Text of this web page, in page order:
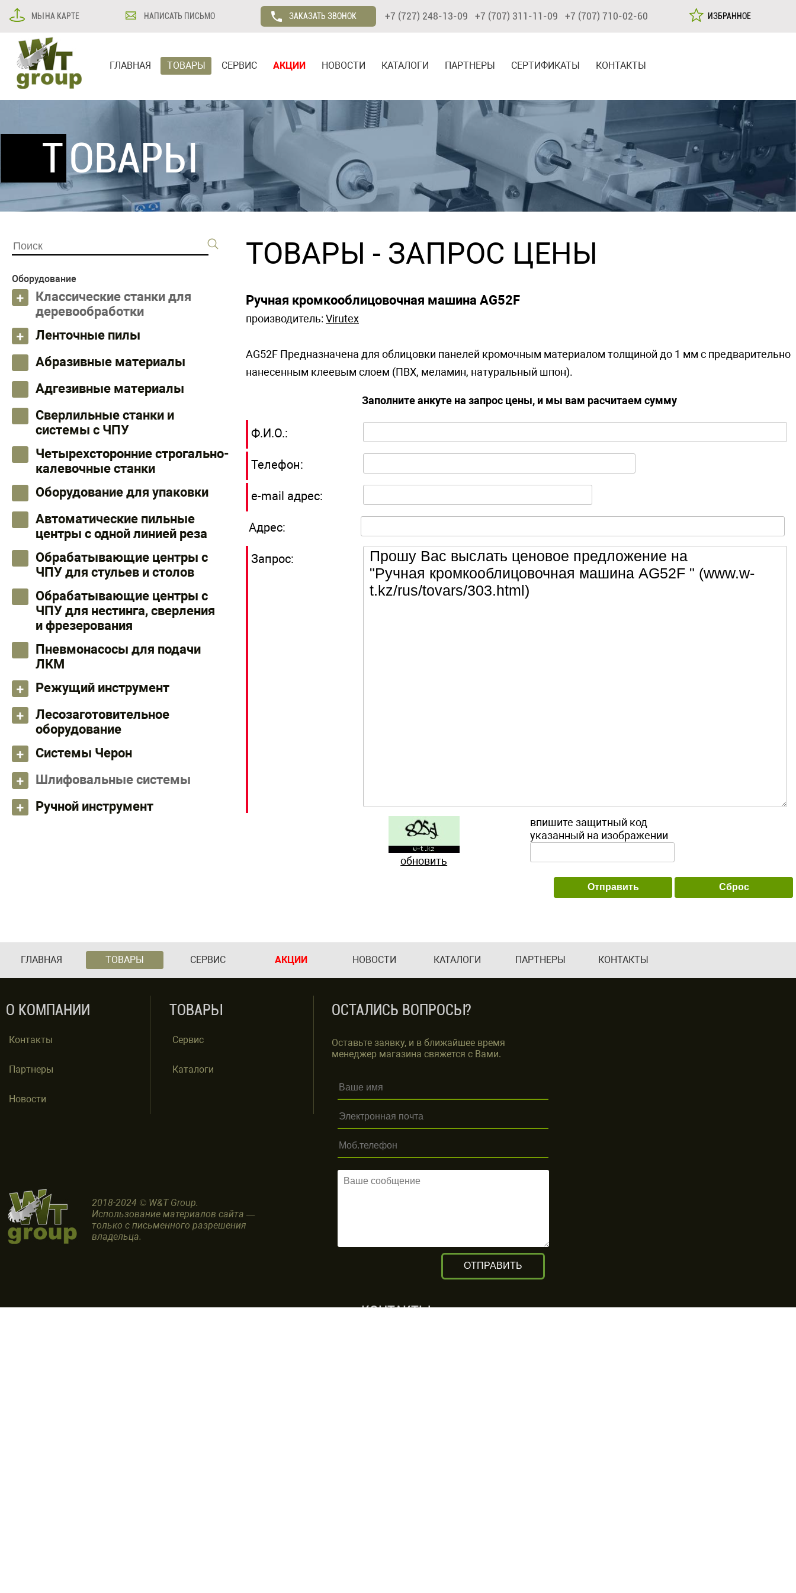
МЫ НА КАРТЕ НАПИСАТЬ ПИСЬМО ЗАКАЗАТЬ ЗВОНОК +7 (727) 248-13-09 +7 (707) 311-11-09 +7 (707) 710-02-60 ИЗБРАННОЕ
ГЛАВНАЯ ТОВАРЫ СЕРВИС АКЦИИ НОВОСТИ КАТАЛОГИ ПАРТНЕРЫ СЕРТИФИКАТЫ КОНТАКТЫ
ТОВАРЫ
Оборудование
Классические станки для
деревообработки
Ленточные пилы
Абразивные материалы
Адгезивные материалы
Сверлильные станки и
системы с ЧПУ
Четырехсторонние строгально-
калевочные станки
Оборудование для упаковки
Автоматические пильные
центры с одной линией реза
Обрабатывающие центры с
ЧПУ для стульев и столов
Обрабатывающие центры с
ЧПУ для нестинга, сверления
и фрезерования
Пневмонасосы для подачи
ЛКМ
Режущий инструмент
Лесозаготовительное
оборудование
Системы Черон
Шлифовальные системы
Ручной инструмент
ТОВАРЫ - ЗАПРОС ЦЕНЫ
Ручная кромкооблицовочная машина AG52F
производитель: Virutex
AG52F Предназначена для облицовки панелей кромочным материалом толщиной до 1 мм с предварительно
нанесенным клеевым слоем (ПВХ, меламин, натуральный шпон).
Заполните анкуте на запрос цены, и мы вам расчитаем сумму
Ф.И.О.:
Телефон:
e-mail адрес:
Адрес:
Запрос:
обновить
впишите защитный код
указанный на изображении
ГЛАВНАЯ ТОВАРЫ СЕРВИС АКЦИИ НОВОСТИ КАТАЛОГИ ПАРТНЕРЫ КОНТАКТЫ
О КОМПАНИИ
Контакты
Партнеры
Новости
ТОВАРЫ
Сервис
Каталоги
2018-2024 © W&T Group.
Использование материалов сайта —
только с письменного разрешения
владельца.
ОСТАЛИСЬ ВОПРОСЫ?
Оставьте заявку, и в ближайшее время
менеджер магазина свяжется с Вами.
КОНТАКТЫ